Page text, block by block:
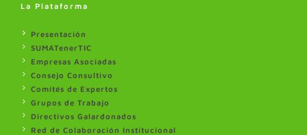
La Plataforma
Presentación
SUMATenerTIC
Empresas Asociadas
Consejo Consultivo
Comités de Expertos
Grupos de Trabajo
Directivos Galardonados
Red de Colaboración Institucional